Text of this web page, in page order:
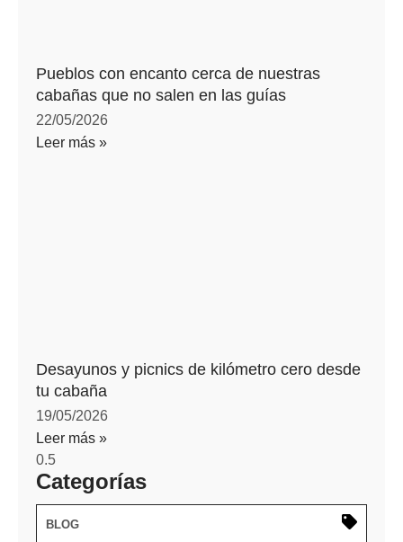
Pueblos con encanto cerca de nuestras
cabañas que no salen en las guías
22/05/2026
Leer más »
Desayunos y picnics de kilómetro cero desde
tu cabaña
19/05/2026
Leer más »
Categorías
BLOG